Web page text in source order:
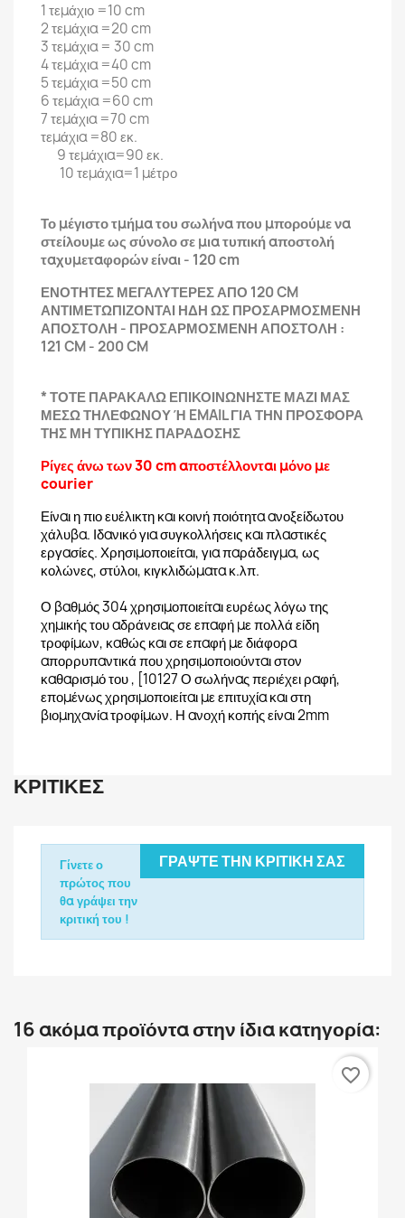
1 τεμάχιο =10 cm
2 τεμάχια =20 cm
3 τεμάχια = 30 cm
4 τεμάχια =40 cm
5 τεμάχια =50 cm
6 τεμάχια =60 cm
7 τεμάχια =70 cm
τεμάχια =80 εκ.
9 τεμάχια=90 εκ.
10 τεμάχια=1 μέτρο
Το μέγιστο τμήμα του σωλήνα που μπορούμε να
στείλουμε ως σύνολο σε μια τυπική αποστολή
ταχυμεταφορών είναι - 120 cm
ΕΝΟΤΗΤΕΣ ΜΕΓΑΛΥΤΕΡΕΣ ΑΠΟ 120 CM
ΑΝΤΙΜΕΤΩΠΙΖΟΝΤΑΙ ΗΔΗ ΩΣ ΠΡΟΣΑΡΜΟΣΜΕΝΗ
ΑΠΟΣΤΟΛΗ - ΠΡΟΣΑΡΜΟΣΜΕΝΗ ΑΠΟΣΤΟΛΗ :
121 CM - 200 CM
* ΤΟΤΕ ΠΑΡΑΚΑΛΩ ΕΠΙΚΟΙΝΩΝΗΣΤΕ ΜΑΖΙ ΜΑΣ
ΜΕΣΩ ΤΗΛΕΦΩΝΟΥ Ή EMAIL ΓΙΑ ΤΗΝ ΠΡΟΣΦΟΡΑ
ΤΗΣ ΜΗ ΤΥΠΙΚΗΣ ΠΑΡΑΔΟΣΗΣ
Ρίγες άνω των 30 cm αποστέλλονται μόνο με
courier
Είναι η πιο ευέλικτη και κοινή ποιότητα ανοξείδωτου
χάλυβα. Ιδανικό για συγκολλήσεις και πλαστικές
εργασίες. Χρησιμοποιείται, για παράδειγμα, ως
κολώνες, στύλοι, κιγκλιδώματα κ.λπ.
Ο βαθμός 304 χρησιμοποιείται ευρέως λόγω της
χημικής του αδράνειας σε επαφή με πολλά είδη
τροφίμων, καθώς και σε επαφή με διάφορα
απορρυπαντικά που χρησιμοποιούνται στον
καθαρισμό του , [10127 Ο σωλήνας περιέχει ραφή,
επομένως χρησιμοποιείται με επιτυχία και στη
βιομηχανία τροφίμων. Η ανοχή κοπής είναι 2mm
ΚΡΙΤΙΚΈΣ
ΓΡΆΨΤΕ ΤΗΝ ΚΡΙΤΙΚΉ ΣΑΣ
Γίνετε ο
πρώτος που
θα γράψει την
κριτική του !
16 ακόμα προϊόντα στην ίδια κατηγορία:
favorite_border